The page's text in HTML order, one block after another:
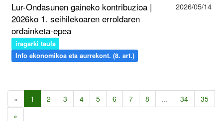
Lur-Ondasunen gaineko kontribuzioa |
2026ko 1. seihilekoaren erroldaren
ordainketa-epea
iragarki taula
Info ekonomikoa eta aurrekont. (8. art.)
2026/05/14
« 1 2 3 4 5 6 7 8 ... 34
35
»